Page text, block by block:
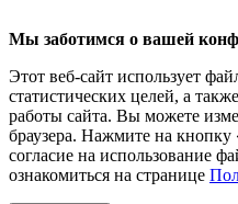
Мы заботимся о вашей
Этот веб-сайт использует
статистических целей, а
работы сайта. Вы можете
браузера. Нажмите на кнопку
согласие на использование
ознакомиться на странице